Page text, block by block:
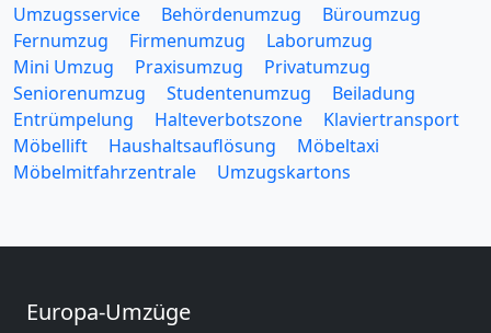
Umzugsservice Behördenumzug
Büroumzug
Fernumzug
Firmenumzug
Laborumzug
Mini Umzug
Praxisumzug
Privatumzug
Seniorenumzug
Studentenumzug
Beiladung
Entrümpelung
Halteverbotszone
Klaviertransport
Möbellift
Haushaltsauflösung
Möbeltaxi
Möbelmitfahrzentrale
Umzugskartons
Europa-Umzüge